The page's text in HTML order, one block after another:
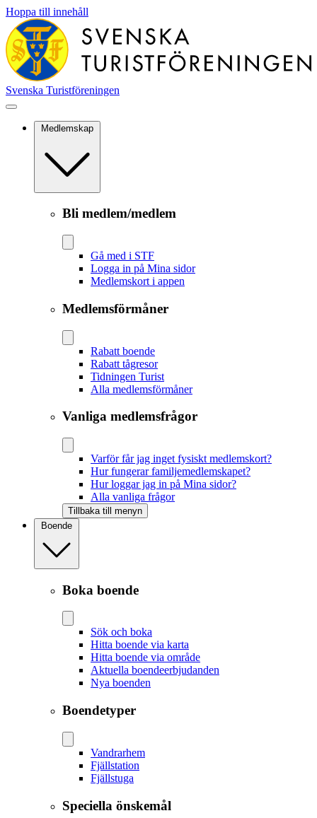
Hoppa till innehåll
Svenska Turistföreningen
Medlemskap
Bli medlem/medlem
Gå med i STF
Logga in på Mina sidor
Medlemskort i appen
Medlemsförmåner
Rabatt boende
Rabatt tågresor
Tidningen Turist
Alla medlemsförmåner
Vanliga medlemsfrågor
Varför får jag inget fysiskt medlemskort?
Hur fungerar familjemedlemskapet?
Hur loggar jag in på Mina sidor?
Alla vanliga frågor
Tillbaka till menyn
Boende
Boka boende
Sök och boka
Hitta boende via karta
Hitta boende via område
Aktuella boendeerbjudanden
Nya boenden
Boendetyper
Vandrarhem
Fjällstation
Fjällstuga
Speciella önskemål